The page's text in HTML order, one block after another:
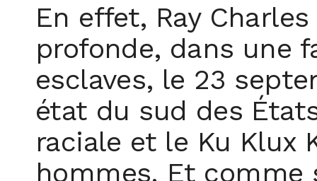
En effet, Ray
profonde, dans une
esclaves, le 23
état du sud des
raciale et le Ku Klux
hommes. Et